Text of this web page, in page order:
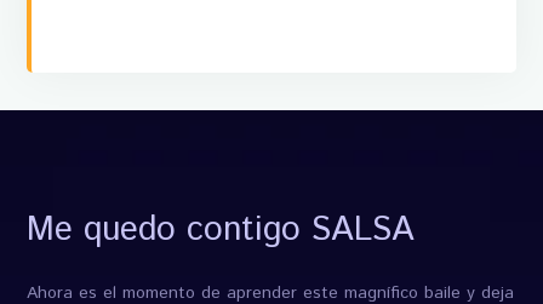
Me quedo contigo SALSA
Ahora es el momento de aprender este magnífico baile y deja